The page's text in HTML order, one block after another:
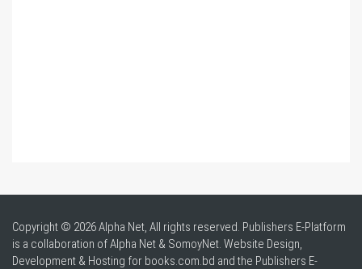
Copyright © 2026 Alpha Net, All rights reserved. Publishers E-Platform
is a collaboration of Alpha Net & SomoyNet. Website Design,
Development & Hosting for books.com.bd and the Publishers E-